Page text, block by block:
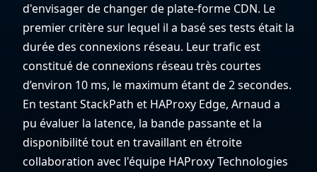
d'envisager de changer de plate-forme CDN. Le
premier critère sur lequel il a basé ses tests était la
durée des connexions réseau. Leur trafic est
constitué de connexions réseau très courtes
d’environ 10 ms, le maximum étant de 2 secondes.
En testant StackPath et HAProxy Edge, Arnaud a
pu évaluer la latence, la bande passante et la
disponibilité tout en travaillant en étroite
collaboration avec l'équipe HAProxy Technologies